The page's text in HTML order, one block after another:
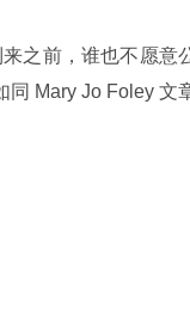
来之前，谁也不愿意
同 Mary Jo Foley 文